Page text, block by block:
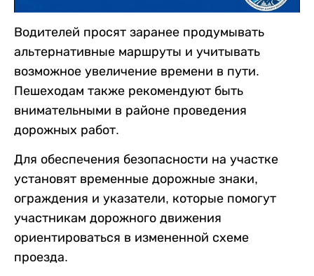
Водителей просят заранее продумывать
альтернативные маршруты и учитывать
возможное увеличение времени в пути.
Пешеходам также рекомендуют быть
внимательными в районе проведения
дорожных работ.
Для обеспечения безопасности на участке
установят временные дорожные знаки,
ограждения и указатели, которые помогут
участникам дорожного движения
ориентироваться в измененной схеме
проезда.